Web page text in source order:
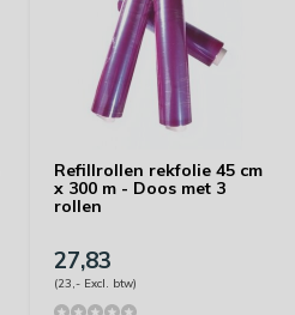
Refillrollen rekfolie 45 cm
x 300 m - Doos met 3
rollen
27,83
(23,- Excl. btw)